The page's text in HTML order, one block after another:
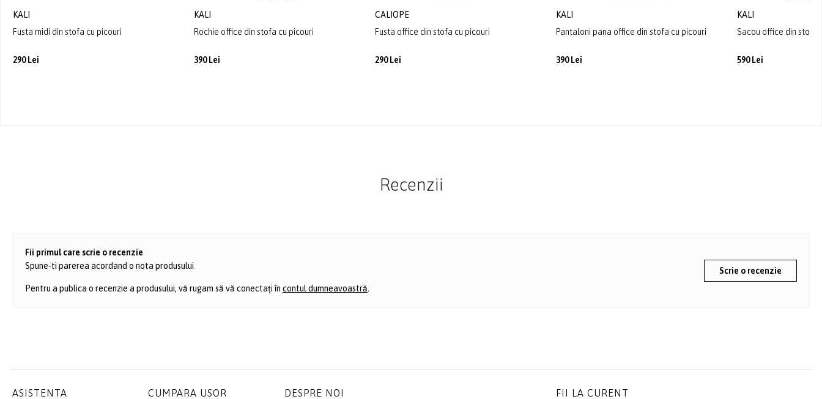
KALI
Fusta midi din stofa cu picouri
290 Lei
KALI
Rochie office din stofa cu picouri
390 Lei
CALIOPE
Fusta office din stofa cu picouri
290 Lei
KALI
Pantaloni pana office din stofa cu picouri
390 Lei
KALI
Sacou office din stofa
590 Lei
Recenzii
Fii primul care scrie o recenzie
Spune-ti parerea acordand o nota produsului
Pentru a publica o recenzie a produsului, vă rugam să vă conectați în contul dumneavoastră
Scrie o recenzie
ASISTENTA CUMPARA USOR DESPRE NOI FII LA CURENT